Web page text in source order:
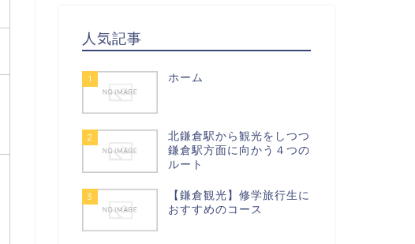
人気記事
1 ホーム
2
北鎌倉駅から観光をしつつ
鎌倉駅方面に向かう４つの
ルート
3
【鎌倉観光】修学旅行生に
おすすめのコース